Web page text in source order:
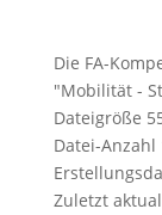
Die FA-
"Mobilität -
Dateigröße
Datei-Anzahl
Zuletzt